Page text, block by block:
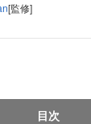
[監修]
目次